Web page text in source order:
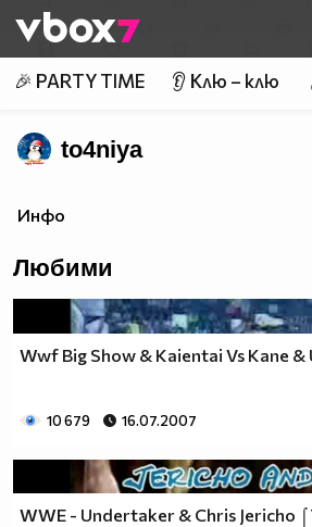
👾
🎉 PARTY TIME 👂 Клю – клю
to4niya
Инфо
Любими
Wwf Big Show & Kaientai Vs Kane
10 679 16.07.2007
WWE - Undertaker & Chris Jericho